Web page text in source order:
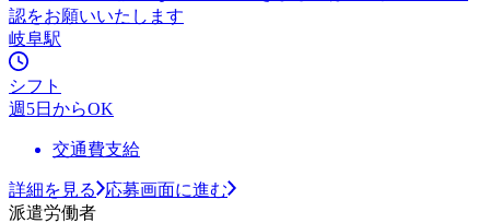
認をお願いいたします
岐阜駅
シフト
週5日からOK
交通費支給
詳細を見る
応募画面に進む
派遣労働者